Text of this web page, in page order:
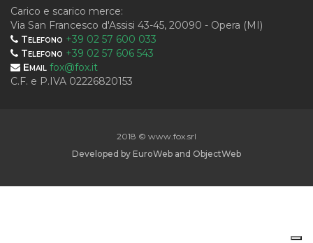
Carico e scarico merce:
Via San Francesco d'Assisi 43-45, 20090 - Opera (MI)
Telefono +39 02 57 600 033
Telefono +39 02 57 606 543
Email fox@fox.it
C.F. e P.IVA 02226820153
2018 © www.fox.srl
Developed by EuroWeb and ObjectWeb